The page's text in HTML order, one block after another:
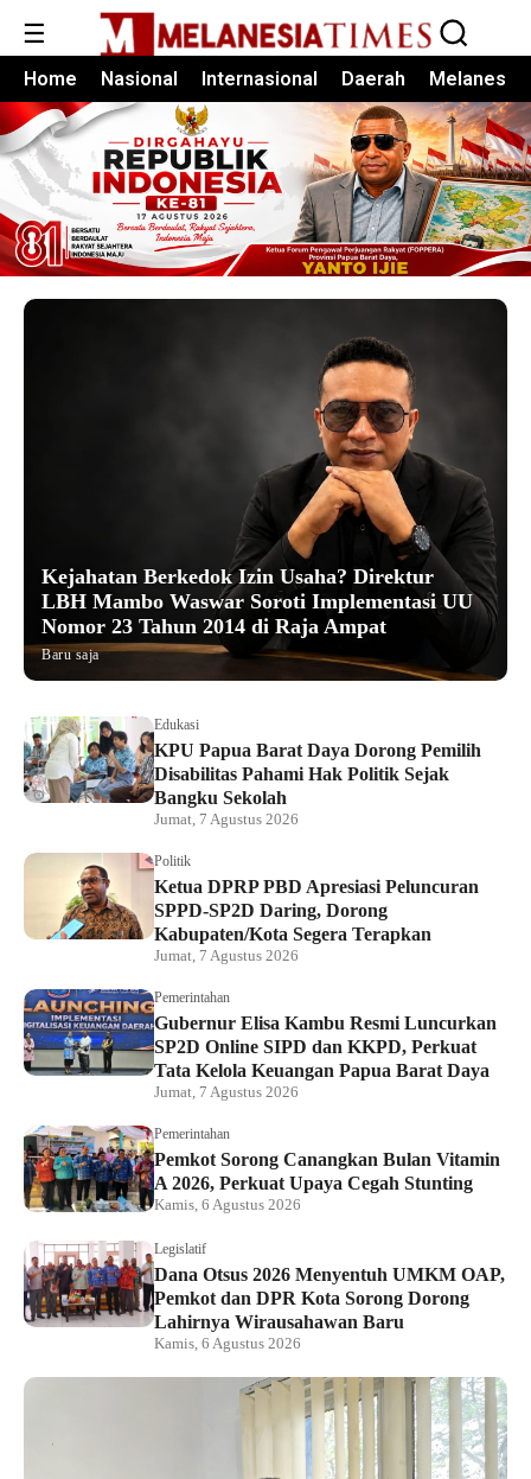
☰
Home Nasional Internasional Daerah Melanesia
Kejahatan Berkedok Izin Usaha? Direktur
LBH Mambo Waswar Soroti Implementasi UU
Nomor 23 Tahun 2014 di Raja Ampat
Baru saja
Edukasi
KPU Papua Barat Daya Dorong Pemilih
Disabilitas Pahami Hak Politik Sejak
Bangku Sekolah
Jumat, 7 Agustus 2026
Politik
Ketua DPRP PBD Apresiasi Peluncuran
SPPD-SP2D Daring, Dorong
Kabupaten/Kota Segera Terapkan
Jumat, 7 Agustus 2026
Pemerintahan
Gubernur Elisa Kambu Resmi Luncurkan
SP2D Online SIPD dan KKPD, Perkuat
Tata Kelola Keuangan Papua Barat Daya
Jumat, 7 Agustus 2026
Pemerintahan
Pemkot Sorong Canangkan Bulan Vitamin
A 2026, Perkuat Upaya Cegah Stunting
Kamis, 6 Agustus 2026
Legislatif
Dana Otsus 2026 Menyentuh UMKM OAP,
Pemkot dan DPR Kota Sorong Dorong
Lahirnya Wirausahawan Baru
Kamis, 6 Agustus 2026